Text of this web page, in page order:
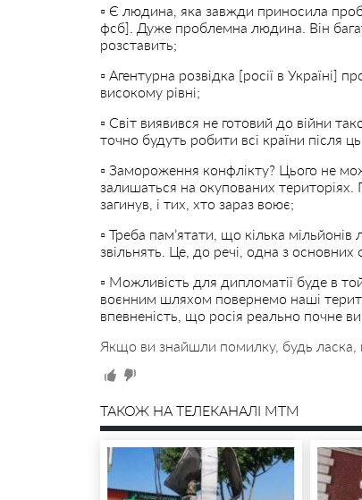
▫️ Є людина, яка завжди приносила
фсб]. Дуже проблемна людина. Він
розставить;
▫️ Агентурна розвідка [росії в Україні]
високому рівні;
▫️ Світ виявився не готовий до війни
точно будуть робити всі країни після
▫️ Замороження конфлікту? Цього не
залишаться на окупованих територіях.
загинув, і тих, хто зараз воює;
▫️ Треба пам’ятати, що кілька
звільнять. Це, до речі, одна з
▫️ Можливість для дипломатії буде в
воєнним шляхом повернемо наші
впевненість, що росія реально почне
Якщо ви знайшли помилку, будь ласка,
ТАКОЖ НА ТЕЛЕКАНАЛІ MTM